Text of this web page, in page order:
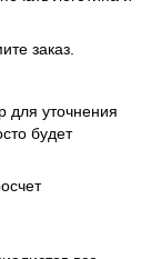
заказ.
для уточнения
будет